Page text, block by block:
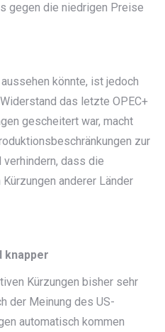
gegen die niedrigen Preise
könnte, ist jedoch
das letzte OPEC+
gescheitert war, macht
zur
dass die
anderer Länder
knapper
Kürzungen bisher sehr
der Meinung des US-
automatisch kommen